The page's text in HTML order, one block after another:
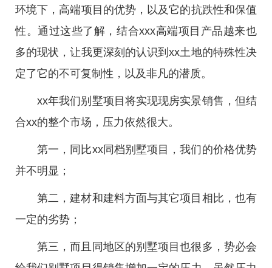
环境下，高端项目的优势，以及它的抗跌性和保值
性。通过这些了解，结合xxx高端项目产品越来也
多的现状，让我更深刻的认识到xx土地的特殊性决
定了它的不可复制性，以及非凡的潜质。
xx年我们别墅项目将实现现房实景销售，但结
合xx的整个市场，压力依然很大。
第一，同比xx同档别墅项目，我们的价格优势
并不明显；
第二，建材和建料方面与其它项目相比，也有
一定的劣势；
第三，而且同地区的别墅项目也很多，势必会